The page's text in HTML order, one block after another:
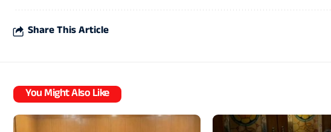
Share This Article
You Might Also Like